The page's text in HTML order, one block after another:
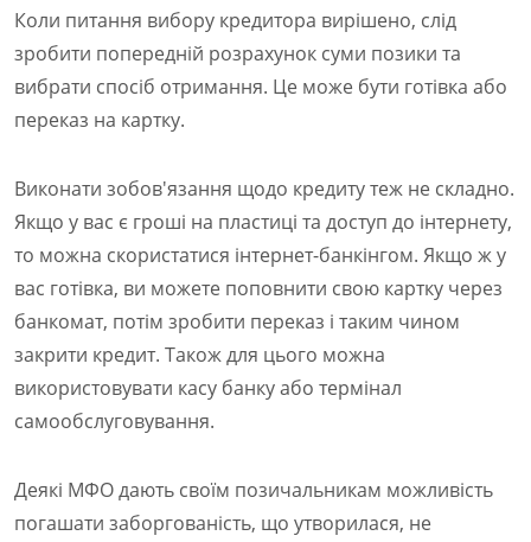
Коли питання вибору кредитора вирішено, слід
зробити попередній розрахунок суми позики та
вибрати спосіб отримання. Це може бути готівка або
переказ на картку.
Виконати зобов'язання щодо кредиту теж не складно.
Якщо у вас є гроші на пластиці та доступ до інтернету,
то можна скористатися інтернет-банкінгом. Якщо ж у
вас готівка, ви можете поповнити свою картку через
банкомат, потім зробити переказ і таким чином
закрити кредит. Також для цього можна
використовувати касу банку або термінал
самообслуговування.
Деякі МФО дають своїм позичальникам можливість
погашати заборгованість, що утворилася, не